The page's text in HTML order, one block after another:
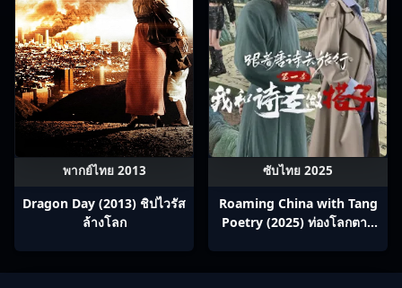
พากย์ไทย 2013
Dragon Day (2013) ชิปไวรัส
ล้างโลก
ซับไทย 2025
Roaming China with Tang
Poetry (2025) ท่องโลกตาม
Ep1-12